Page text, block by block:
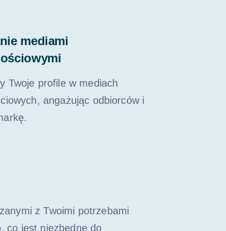
mediami
Twoje profile w mediach
angażując odbiorców i
z Twoimi potrzebami
co jest niezbędne do